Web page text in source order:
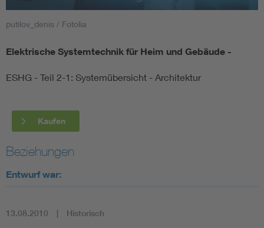
Smart Cities
DKE Fachinformationen im Kontext der Normung
Circular Economy für mehr Ressourceneffizienz
Cybersecurity in der Industrieautomatisierung
Elektrofachkraft (EFK)
putilov_denis / Fotolia
Elektrische Systemtechnik für Heim und Gebäude -
ESHG - Teil 2-1: Systemübersicht - Architektur
Kaufen
Beziehungen
Entwurf war:
13.08.2010 Historisch